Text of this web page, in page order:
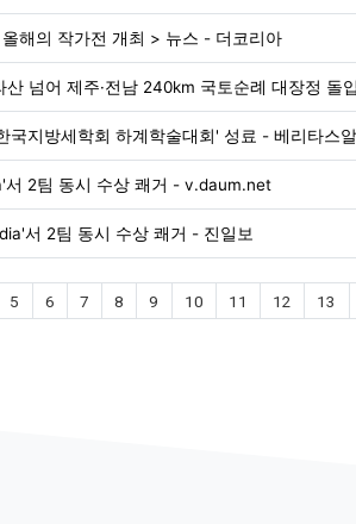
해의 작가전 개최 > 뉴스 - 더코리아
넘어 제주·전남 240km 국토순례 대장정 돌입 >
국지방세학회 하계학술대회' 성료 - 베리타스
서 2팀 동시 수상 쾌거 - v.daum.net
서 2팀 동시 수상 쾌거 - 진일보
5 6 7 8 9 10 11 12 13